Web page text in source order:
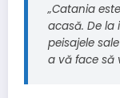
„Catania
acasă. De
peisajele
a vă face să